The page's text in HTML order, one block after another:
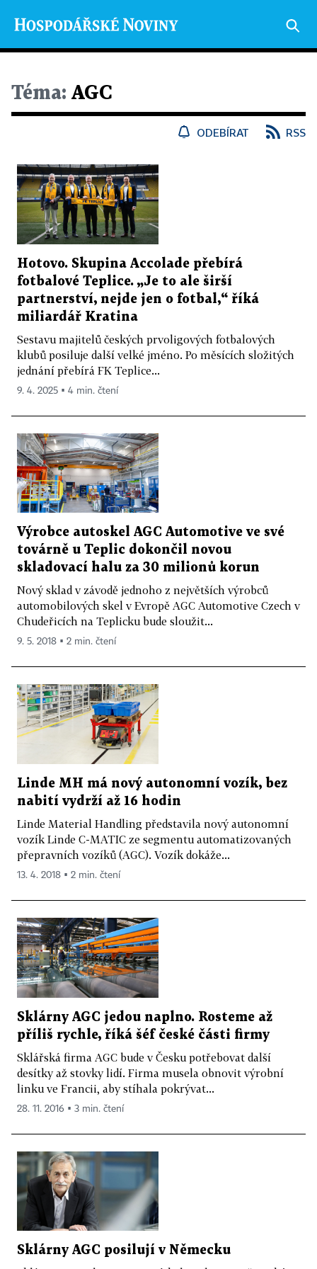
Téma: AGC
ODEBÍRAT RSS
Hotovo. Skupina Accolade přebírá
fotbalové Teplice. „Je to ale širší
partnerství, nejde jen o fotbal,“ říká
miliardář Kratina
Sestavu majitelů českých prvoligových fotbalových
klubů posiluje další velké jméno. Po měsících složitých
jednání přebírá FK Teplice...
9. 4. 2025 ▪ 4 min. čtení
Výrobce autoskel AGC Automotive ve své
továrně u Teplic dokončil novou
skladovací halu za 30 milionů korun
Nový sklad v závodě jednoho z největších výrobců
automobilových skel v Evropě AGC Automotive Czech v
Chudeřicích na Teplicku bude sloužit...
9. 5. 2018 ▪ 2 min. čtení
Linde MH má nový autonomní vozík, bez
nabití vydrží až 16 hodin
Linde Material Handling představila nový autonomní
vozík Linde C-MATIC ze segmentu automatizovaných
přepravních vozíků (AGC). Vozík dokáže...
13. 4. 2018 ▪ 2 min. čtení
Sklárny AGC jedou naplno. Rosteme až
příliš rychle, říká šéf české části firmy
Sklářská firma AGC bude v Česku potřebovat další
desítky až stovky lidí. Firma musela obnovit výrobní
linku ve Francii, aby stíhala pokrývat...
28. 11. 2016 ▪ 3 min. čtení
Sklárny AGC posilují v Německu